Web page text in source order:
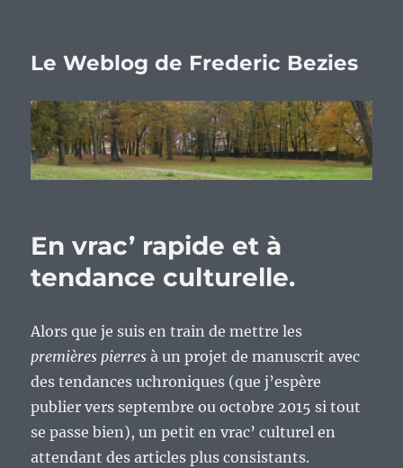
Le Weblog de Frederic Bezies
En vrac’ rapide et à
tendance culturelle.
Alors que je suis en train de mettre les
premières pierres à un projet de manuscrit avec
des tendances uchroniques (que j’espère
publier vers septembre ou octobre 2015 si tout
se passe bien), un petit en vrac’ culturel en
attendant des articles plus consistants.